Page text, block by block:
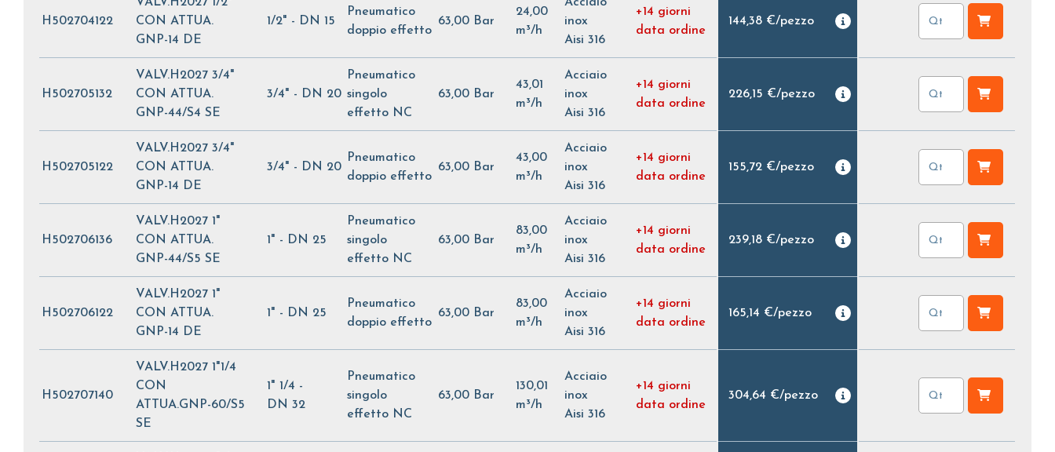
H502704122
CON ATTUA.
GNP-14 DE
1/2" - DN 15
Pneumatico
doppio effetto
63,00 Bar
24,00
m³/h
inox
Aisi 316
+14 giorni
data ordine
144,38 €/pezzo
H502705132
VALV.H2027 3/4"
CON ATTUA.
GNP-44/S4 SE
3/4" - DN 20
Pneumatico
singolo
effetto NC
63,00 Bar
43,01
m³/h
Acciaio
inox
Aisi 316
+14 giorni
data ordine
226,15 €/pezzo
H502705122
VALV.H2027 3/4"
CON ATTUA.
GNP-14 DE
3/4" - DN 20
Pneumatico
doppio effetto
63,00 Bar
43,00
m³/h
Acciaio
inox
Aisi 316
+14 giorni
data ordine
155,72 €/pezzo
H502706136
VALV.H2027 1"
CON ATTUA.
GNP-44/S5 SE
1" - DN 25
Pneumatico
singolo
effetto NC
63,00 Bar
83,00
m³/h
Acciaio
inox
Aisi 316
+14 giorni
data ordine
239,18 €/pezzo
H502706122
VALV.H2027 1"
CON ATTUA.
GNP-14 DE
1" - DN 25
Pneumatico
doppio effetto
63,00 Bar
83,00
m³/h
Acciaio
inox
Aisi 316
+14 giorni
data ordine
165,14 €/pezzo
H502707140
VALV.H2027 1"1/4
CON
ATTUA.GNP-60/S5
SE
1" 1/4 -
DN 32
Pneumatico
singolo
effetto NC
63,00 Bar
130,01
m³/h
Acciaio
inox
Aisi 316
+14 giorni
data ordine
304,64 €/pezzo